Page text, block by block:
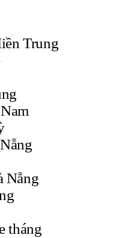
Trung
Nẵng
tháng